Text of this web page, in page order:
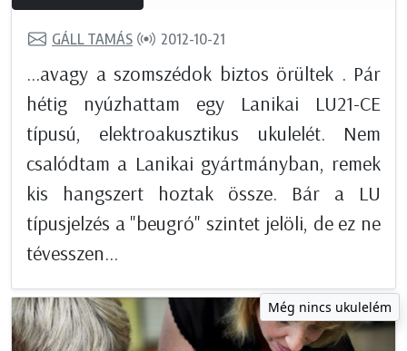
GÁLL TAMÁS 2012-10-21
...avagy a szomszédok biztos örültek . Pár
hétig nyúzhattam egy Lanikai LU21-CE
típusú, elektroakusztikus ukulelét. Nem
csalódtam a Lanikai gyártmányban, remek
kis hangszert hoztak össze. Bár a LU
típusjelzés a "beugró" szintet jelöli, de ez ne
tévesszen...
Még nincs ukulelém